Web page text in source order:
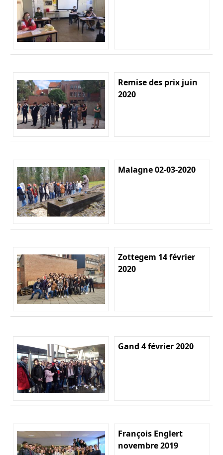
Remise des prix juin
2020
Malagne 02-03-2020
Zottegem 14 février
2020
Gand 4 février 2020
François Englert
novembre 2019